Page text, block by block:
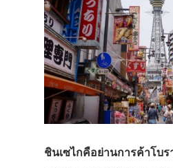
ชินเซไกคือย่านการค้าโบ